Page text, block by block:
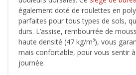
également doté de roulettes en
parfaites pour tous types de sols,
durs. L’assise, rembourrée de
haute densité (47 kg/m³), vous
mais confortable, pour vous sentir à
journée.